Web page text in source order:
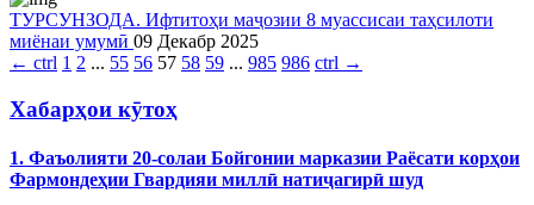
ТУРСУНЗОДА. Ифтитоҳи маҷозии 8 муассисаи таҳсилоти
миёнаи умумӣ 09 Декабр 2025
← ctrl 1 2 ... 55 56 57 58 59 ... 985 986 ctrl →
Хабарҳои кӯтоҳ
1. Фаъолияти 20-солаи Бойгонии марказии Раёсати корҳои
Фармондеҳии Гвардияи миллӣ натиҷагирӣ шуд